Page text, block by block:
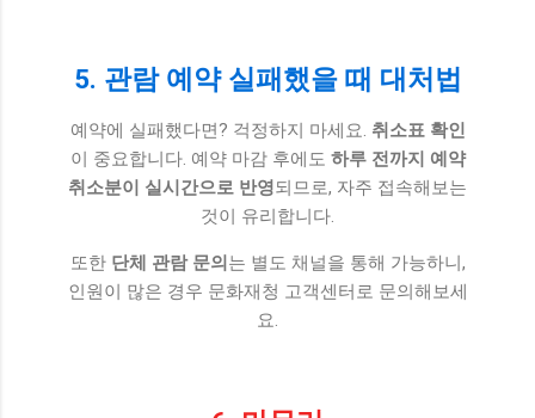
5. 관람 예약 실패했을 때 대처법
예약에 실패했다면? 걱정하지 마세요. 취소표 확인
이 중요합니다. 예약 마감 후에도 하루 전까지 예약
취소분이 실시간으로 반영되므로, 자주 접속해보는
것이 유리합니다.
또한 단체 관람 문의 는 별도 채널을 통해 가능하니,
인원이 많은 경우 문화재청 고객센터로 문의해보세
요.